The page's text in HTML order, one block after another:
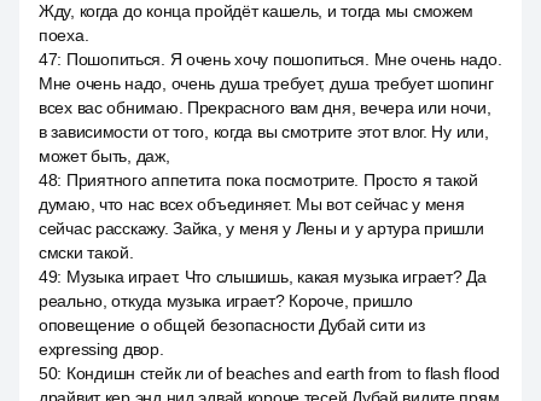
Жду, когда до конца пройдёт кашель, и тогда мы сможем
поеха.
47: Пошопиться. Я очень хочу пошопиться. Мне очень надо.
Мне очень надо, очень душа требует, душа требует шопинг
всех вас обнимаю. Прекрасного вам дня, вечера или ночи,
в зависимости от того, когда вы смотрите этот влог. Ну или,
может быть, даж,
48: Приятного аппетита пока посмотрите. Просто я такой
думаю, что нас всех объединяет. Мы вот сейчас у меня
сейчас расскажу. Зайка, у меня у Лены и у артура пришли
смски такой.
49: Музыка играет. Что слышишь, какая музыка играет? Да
реально, откуда музыка играет? Короче, пришло
оповещение о общей безопасности Дубай сити из
expressing двор.
50: Кондишн стейк ли of beaches and earth from to flash flood